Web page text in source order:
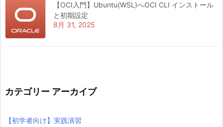
【OCI入門】Ubuntu(WSL)へOCI CLI インストール
と初期設定
8月 31, 2025
カテゴリー アーカイブ
【初学者向け】実践演習